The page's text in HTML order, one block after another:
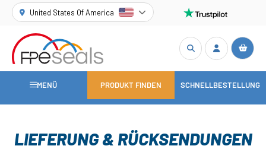
United States Of America
MENÜ PRODUKT FINDEN SCHNELLBESTELLUNG
LIEFERUNG & RÜCKSENDUNGEN